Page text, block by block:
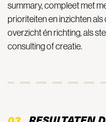
summary, compleet met
prioriteiten en inzichten
overzicht én richting, als
consulting of creatie.